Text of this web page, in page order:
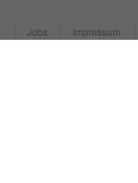
Jobs Impressum